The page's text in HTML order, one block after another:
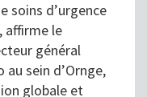
soins d’urgence
affirme le
général
au sein d’Ornge,
globale et